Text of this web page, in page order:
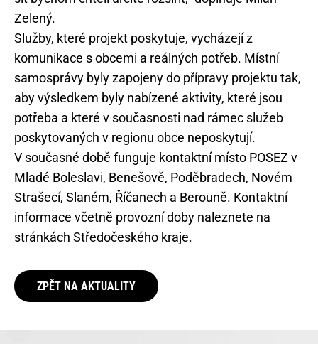
Zelený.
Služby, které projekt poskytuje, vycházejí z
komunikace s obcemi a reálných potřeb. Místní
samosprávy byly zapojeny do přípravy projektu tak,
aby výsledkem byly nabízené aktivity, které jsou
potřeba a které v současnosti nad rámec služeb
poskytovaných v regionu obce neposkytují.
V současné době funguje kontaktní místo POSEZ v
Mladé Boleslavi, Benešově, Poděbradech, Novém
Strašecí, Slaném, Říčanech a Berouně. Kontaktní
informace včetně provozní doby naleznete na
stránkách Středočeského kraje.
ZPĚT NA AKTUALITY